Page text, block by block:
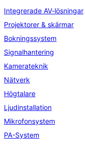
Integrerade AV-lösningar
Projektorer & skärmar
Bokningssystem
Signalhantering
Kamerateknik
Nätverk
Högtalare
Ljudinstallation
Mikrofonsystem
PA-System